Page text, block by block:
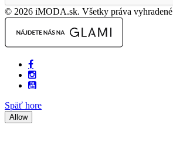
© 2026 iMODA.sk. Všetky práva vyhradené
Späť hore
Allow